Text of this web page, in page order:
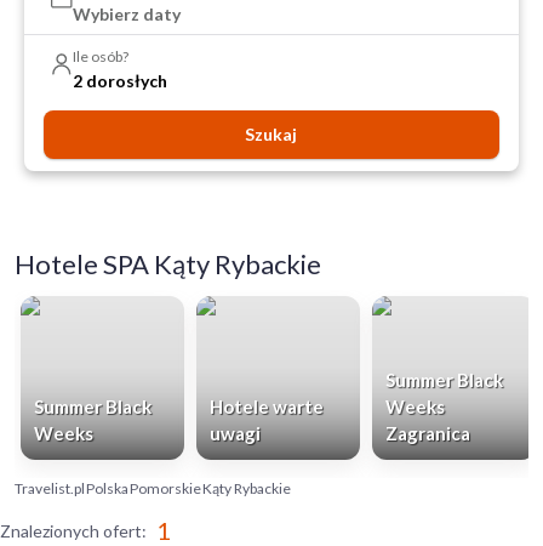
Wybierz daty
Ile osób?
2 dorosłych
Szukaj
Hotele SPA Kąty Rybackie
Summer Black
Weeks
Hotele warte
uwagi
Summer Black
Weeks
Zagranica
Travelist.plPolskaPomorskieKąty Rybackie
Znalezionych ofert: 1